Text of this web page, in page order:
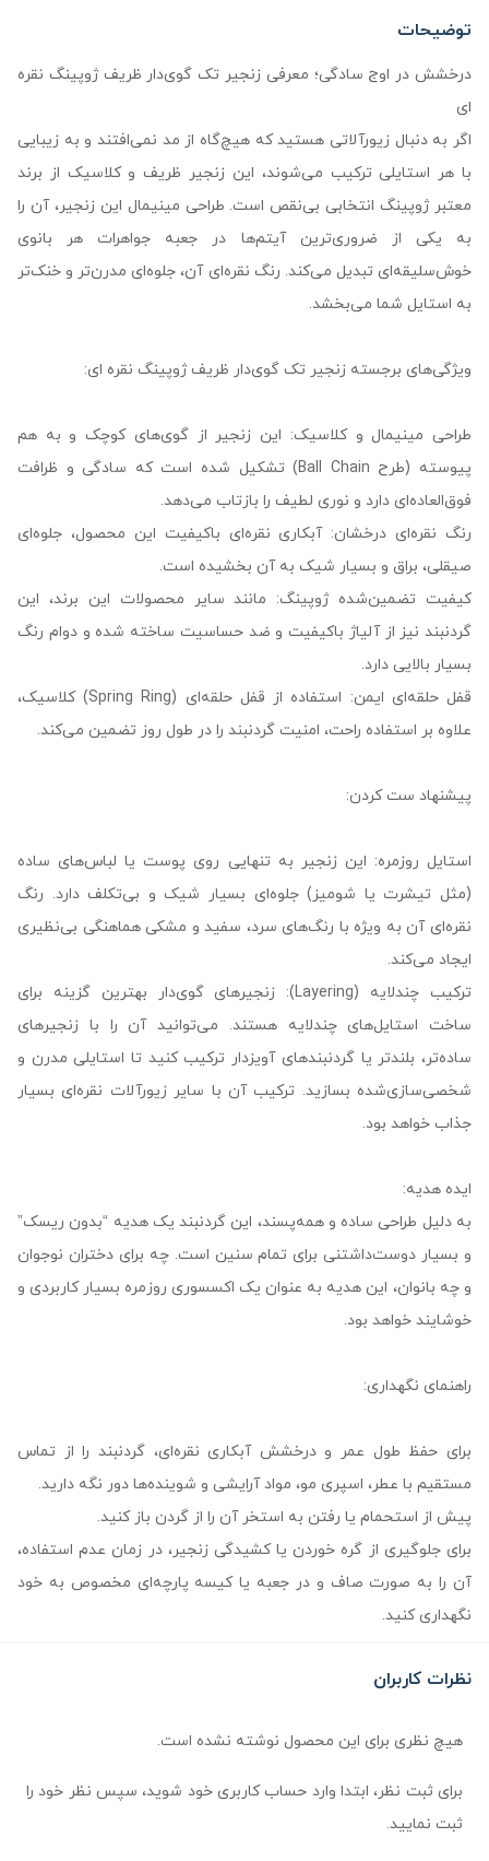
توضیحات
درخشش در اوج سادگی؛ معرفی زنجیر تک گوی‌دار ظریف ژوپینگ نقره
ای
اگر به دنبال زیورآلاتی هستید که هیچ‌گاه از مد نمی‌افتند و به زیبایی
با هر استایلی ترکیب می‌شوند، این زنجیر ظریف و کلاسیک از برند
معتبر ژوپینگ انتخابی بی‌نقص است. طراحی مینیمال این زنجیر، آن را
به یکی از ضروری‌ترین آیتم‌ها در جعبه جواهرات هر بانوی
خوش‌سلیقه‌ای تبدیل می‌کند. رنگ نقره‌ای آن، جلوه‌ای مدرن‌تر و خنک‌تر
به استایل شما می‌بخشد.
ویژگی‌های برجسته زنجیر تک گوی‌دار ظریف ژوپینگ نقره ای:
طراحی مینیمال و کلاسیک: این زنجیر از گوی‌های کوچک و به هم
پیوسته (طرح Ball Chain) تشکیل شده است که سادگی و ظرافت
فوق‌العاده‌ای دارد و نوری لطیف را بازتاب می‌دهد.
رنگ نقره‌ای درخشان: آبکاری نقره‌ای باکیفیت این محصول، جلوه‌ای
صیقلی، براق و بسیار شیک به آن بخشیده است.
کیفیت تضمین‌شده ژوپینگ: مانند سایر محصولات این برند، این
گردنبند نیز از آلیاژ باکیفیت و ضد حساسیت ساخته شده و دوام رنگ
بسیار بالایی دارد.
قفل حلقه‌ای ایمن: استفاده از قفل حلقه‌ای (Spring Ring) کلاسیک،
علاوه بر استفاده راحت، امنیت گردنبند را در طول روز تضمین می‌کند.
پیشنهاد ست کردن:
استایل روزمره: این زنجیر به تنهایی روی پوست یا لباس‌های ساده
(مثل تیشرت یا شومیز) جلوه‌ای بسیار شیک و بی‌تکلف دارد. رنگ
نقره‌ای آن به ویژه با رنگ‌های سرد، سفید و مشکی هماهنگی بی‌نظیری
ایجاد می‌کند.
ترکیب چندلایه (Layering): زنجیرهای گوی‌دار بهترین گزینه برای
ساخت استایل‌های چندلایه هستند. می‌توانید آن را با زنجیرهای
ساده‌تر، بلندتر یا گردنبندهای آویزدار ترکیب کنید تا استایلی مدرن و
شخصی‌سازی‌شده بسازید. ترکیب آن با سایر زیورآلات نقره‌ای بسیار
جذاب خواهد بود.
ایده هدیه:
به دلیل طراحی ساده و همه‌پسند، این گردنبند یک هدیه “بدون ریسک”
و بسیار دوست‌داشتنی برای تمام سنین است. چه برای دختران نوجوان
و چه بانوان، این هدیه به عنوان یک اکسسوری روزمره بسیار کاربردی و
خوشایند خواهد بود.
راهنمای نگهداری:
برای حفظ طول عمر و درخشش آبکاری نقره‌ای، گردنبند را از تماس
مستقیم با عطر، اسپری مو، مواد آرایشی و شوینده‌ها دور نگه دارید.
پیش از استحمام یا رفتن به استخر آن را از گردن باز کنید.
برای جلوگیری از گره خوردن یا کشیدگی زنجیر، در زمان عدم استفاده،
آن را به صورت صاف و در جعبه یا کیسه پارچه‌ای مخصوص به خود
نگهداری کنید.
نظرات کاربران
هیچ نظری برای این محصول نوشته نشده است.
برای ثبت نظر، ابتدا وارد حساب کاربری خود شوید، سپس نظر خود را
ثبت نمایید.